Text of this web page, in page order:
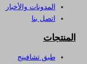
المدونات والأخبار
اتصل بنا
المنتجات
طبق تشافينج